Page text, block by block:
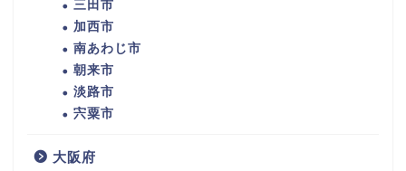
三田市
加西市
南あわじ市
朝来市
淡路市
宍粟市
大阪府